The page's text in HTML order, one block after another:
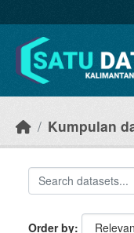
Kumpulan
Order by